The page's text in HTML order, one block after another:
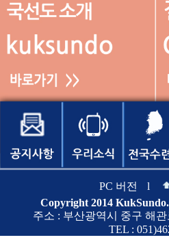
PC 버전 l
Copyright 2014
주소 : 부산광역시 중구 해
TEL :